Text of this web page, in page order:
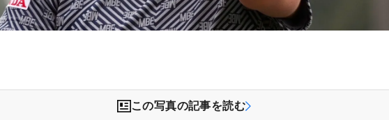
この写真の記事を読む